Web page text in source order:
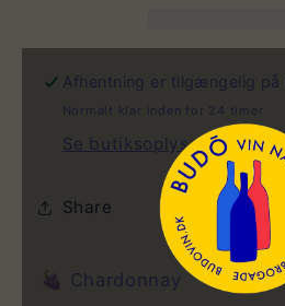
Afhentning er tilgængelig på
Normalt klar inden for 24 timer
Se butiksoplysninger
Share
🍇 Chardonnay